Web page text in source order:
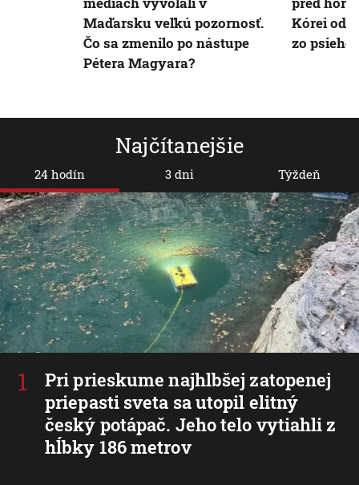
Najčítanejšie
24 hodín
Pri prieskume najhlbšej zatopenej
priepasti sveta sa utopil elitný
český potápač. Jeho telo vytiahli z
hĺbky 186 metrov
3 dni Týždeň
Maďarsku veľkú pozornosť.
Čo sa zmenilo po nástupe
Pétera Magyara?
Kórei
zo psieho